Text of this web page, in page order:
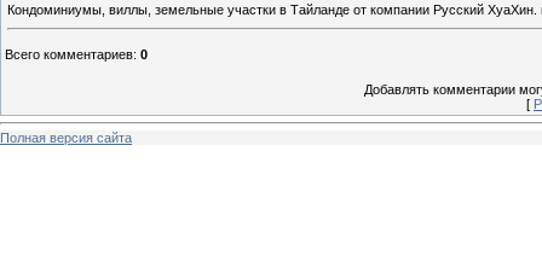
Кондоминиумы, виллы, земельные участки в Тайланде от компании Русский ХуаХин.
Всего комментариев: 0
Добавлять комментарии
[
Полная версия сайта